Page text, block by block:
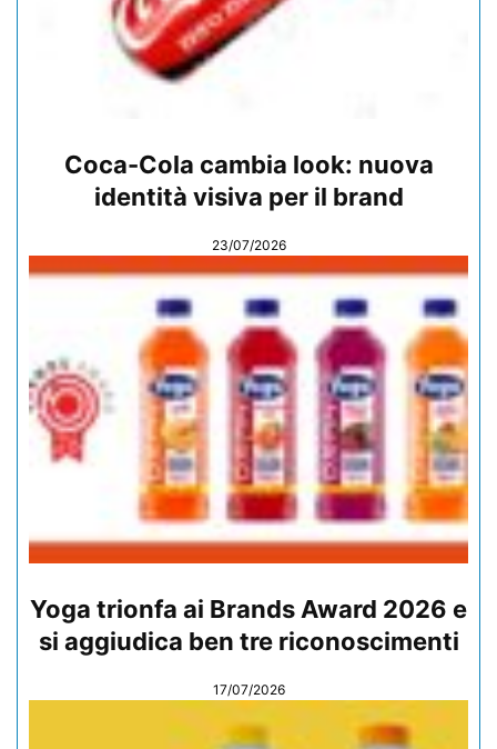
Coca-Cola cambia look: nuova
identità visiva per il brand
23/07/2026
Yoga trionfa ai Brands Award 2026 e
si aggiudica ben tre riconoscimenti
17/07/2026